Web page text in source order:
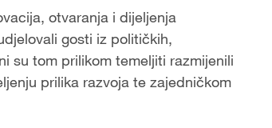
otvaranja i dijeljenja
gosti iz političkih,
su tom prilikom temeljiti razmijenili
prilika razvoja te zajedničkom